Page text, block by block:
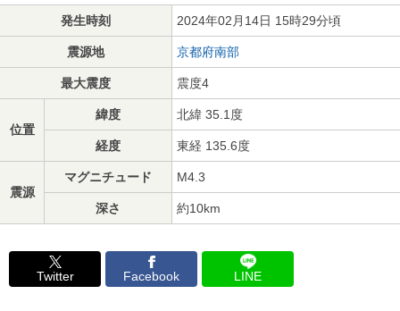
発生時刻 2024年02月14日 15時29分頃
震源地 京都府南部
最大震度 震度4
位置
緯度 北緯 35.1度
経度 東経 135.6度
震源
マグニチュード M4.3
深さ 約10km
Twitter Facebook LINE